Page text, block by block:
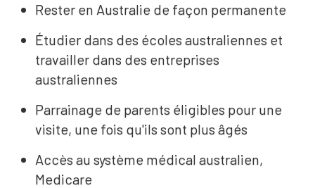
Rester en Australie de façon permanente
Étudier dans des écoles australiennes et
travailler dans des entreprises
australiennes
Parrainage de parents éligibles pour une
visite, une fois qu'ils sont plus âgés
Accès au système médical australien,
Medicare